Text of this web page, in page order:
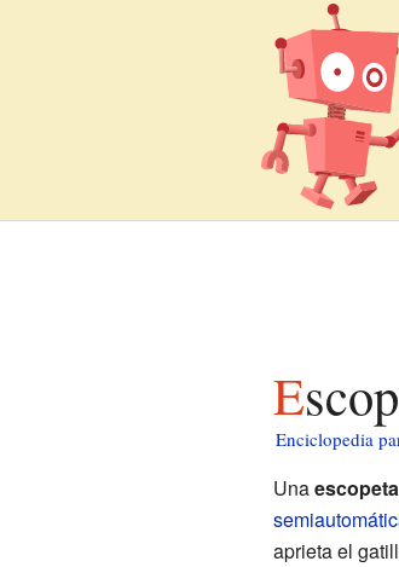
Enciclopedia
Una
aprieta el